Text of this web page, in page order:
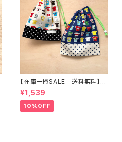
【在庫一掃SALE 送料無料】【2
枚セット】巾着袋(中)30×24cm
【Tシャツ柄】★KC. 男の子 星｜
通園通学用のかわいい巾着袋や
入園オーダーHoshizora☆ほ
¥1,539
10%OFF